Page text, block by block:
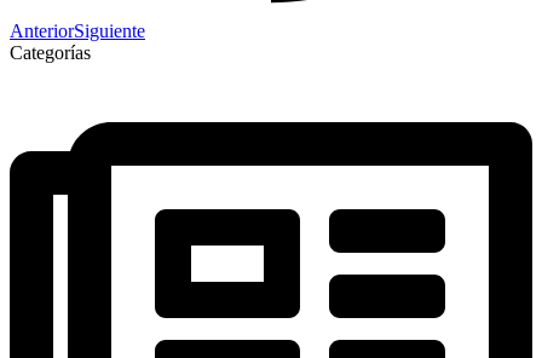
AnteriorSiguiente
Categorías